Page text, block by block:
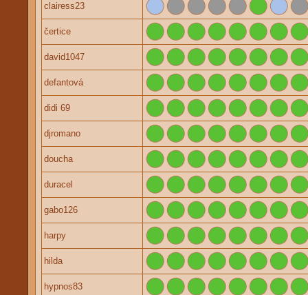
clairess23
čertice
david1047
defantová
didi 69
djromano
doucha
duracel
gabo126
harpy
hilda
hypnos83